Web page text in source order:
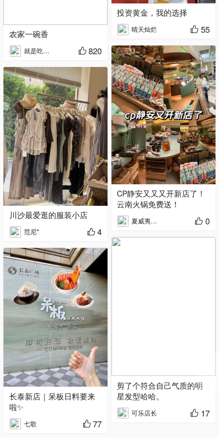
农家一碗香
就是吃不胖 820
川沙最爱逛的服装小店
范尼* 4
长泰新店｜呆板日料要来
啦✨
七歌 77
投资黄金，我的选择
晴天灿烂 55
CP静安又又又开新店了！
云南火锅免费送！
夏威夷果饱饱 0
剪了个符合自己气质的明
星发型哈哈。
可乐店长 17